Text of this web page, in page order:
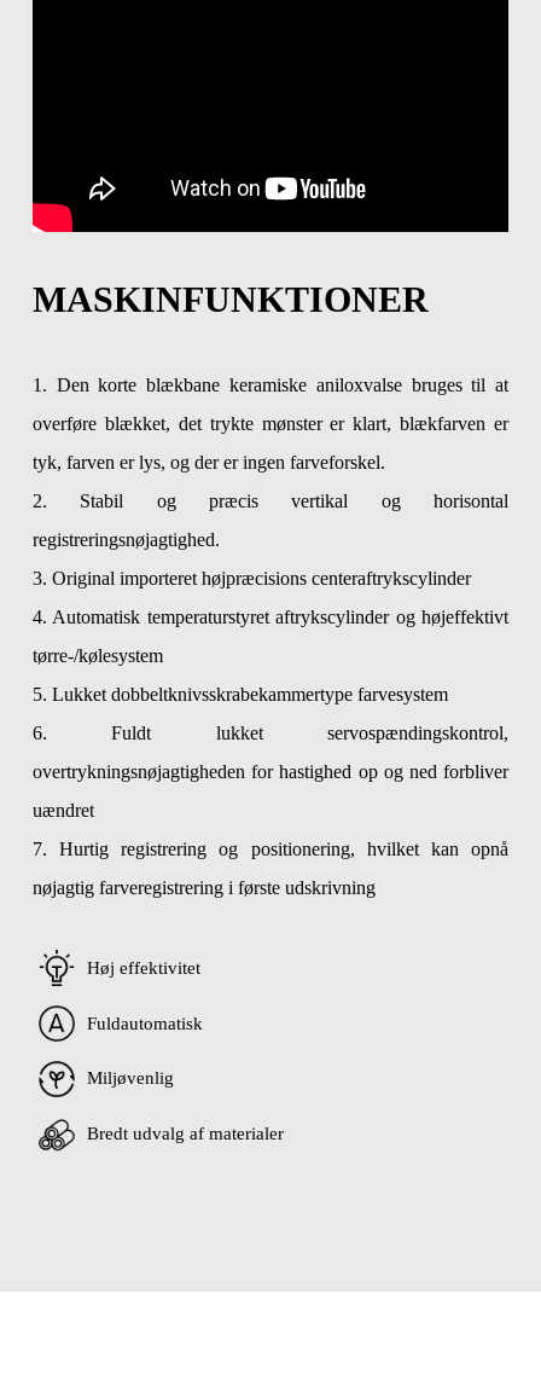
MASKINFUNKTIONER
1. Den korte blækbane keramiske aniloxvalse bruges til at
overføre blækket, det trykte mønster er klart, blækfarven er
tyk, farven er lys, og der er ingen farveforskel.
2. Stabil og præcis vertikal og horisontal
registreringsnøjagtighed.
3. Original importeret højpræcisions centeraftrykscylinder
4. Automatisk temperaturstyret aftrykscylinder og højeffektivt
tørre-/kølesystem
5. Lukket dobbeltknivsskrabekammertype farvesystem
6. Fuldt lukket servospændingskontrol,
overtrykningsnøjagtigheden for hastighed op og ned forbliver
uændret
7. Hurtig registrering og positionering, hvilket kan opnå
nøjagtig farveregistrering i første udskrivning
Høj effektivitet
Fuldautomatisk
Miljøvenlig
Bredt udvalg af materialer